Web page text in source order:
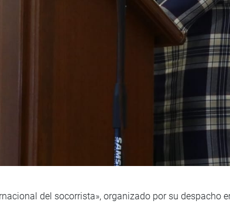
del socorrista», organizado por su despacho